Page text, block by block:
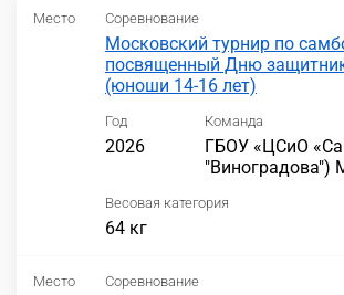
Место Соревнование
Московский турнир по
посвященный Дню
(юноши 14-16 лет)
Год
2026
Команда
ГБОУ «ЦСиО
"Виноградова")
Весовая категория
64 кг
Место Соревнование